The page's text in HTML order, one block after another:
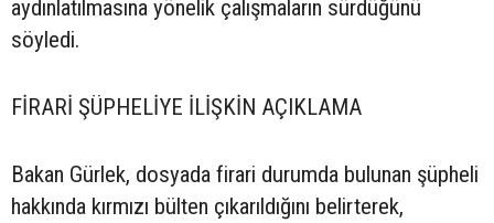
aydınlatılmasına yönelik çalışmaların sürdüğünü
söyledi.
FİRARİ ŞÜPHELİYE İLİŞKİN AÇIKLAMA
Bakan Gürlek, dosyada firari durumda bulunan şüpheli
hakkında kırmızı bülten çıkarıldığını belirterek,